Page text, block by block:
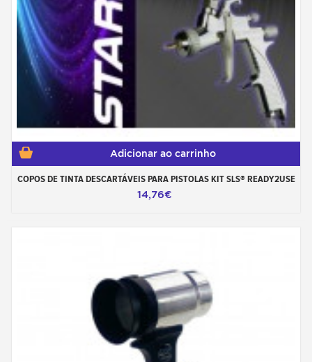
Adicionar ao carrinho
COPOS DE TINTA DESCARTÁVEIS PARA PISTOLAS KIT SLS® READY2USE
14,76€